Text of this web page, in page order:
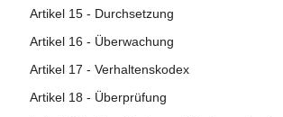
Artikel 15 - Durchsetzung
Artikel 16 - Überwachung
Artikel 17 - Verhaltenskodex
Artikel 18 - Überprüfung